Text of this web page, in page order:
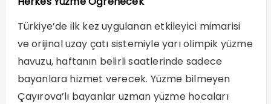
Türkiye’de ilk kez uygulanan etkileyici mimarisi
ve orijinal uzay çatı sistemiyle yarı olimpik yüzme
havuzu, haftanın belirli saatlerinde sadece
bayanlara hizmet verecek. Yüzme bilmeyen
Çayırova’lı bayanlar uzman yüzme hocaları